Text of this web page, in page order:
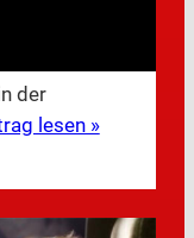
der
lesen »